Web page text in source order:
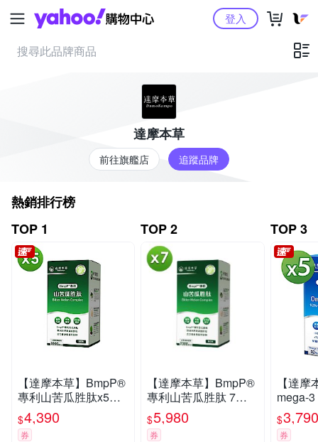
Yahoo購物中心登入
達摩本草
前往旗艦店 追蹤品牌
熱銷排行榜
TOP 1
【達摩本草】BmpP®
專利山苦瓜胜肽x5盒
(90顆/盒、共450顆)
$4,390
券
TOP 2
【達摩本草】BmpP®
專利山苦瓜胜肽 7入
組(1入90顆、共630
顆)
$5,980
券
TOP 3
【達
mega-
油
$3,790
券